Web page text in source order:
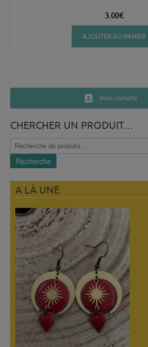
3.00€
AJOUTER AU PANIER
Mon compte
CHERCHER UN PRODUIT…
Recherche
pour :
Recherche
A LÀ UNE